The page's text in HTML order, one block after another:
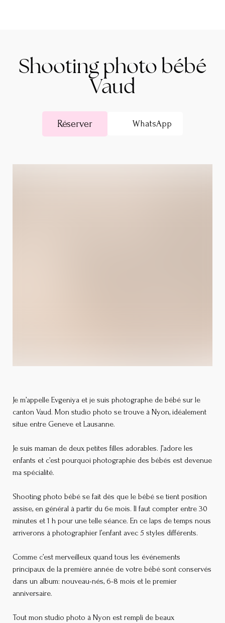
Shooting photo bébé
Vaud
Réserver WhatsApp
Je m’appelle Evgeniya et je suis photographe de bébé sur le
canton Vaud. Mon studio photo se trouve à Nyon, idéalement
situe entre Geneve et Lausanne.
Je suis maman de deux petites filles adorables. J’adore les
enfants et c’est pourquoi photographie des bébés est devenue
ma spécialité.
Shooting photo bébé se fait dès que le bébé se tient position
assise, en général à partir du 6e mois. Il faut compter entre 30
minutes et 1 h pour une telle séance. En ce laps de temps nous
arriverons à photographier l’enfant avec 5 styles différents.
Comme c’est merveilleux quand tous les événements
principaux de la première année de votre bébé sont conservés
dans un album: nouveau-nés, 6-8 mois et le premier
anniversaire.
Tout mon studio photo à Nyon est rempli de beaux